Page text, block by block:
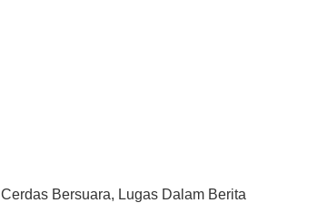
Cerdas Bersuara, Lugas Dalam Berita